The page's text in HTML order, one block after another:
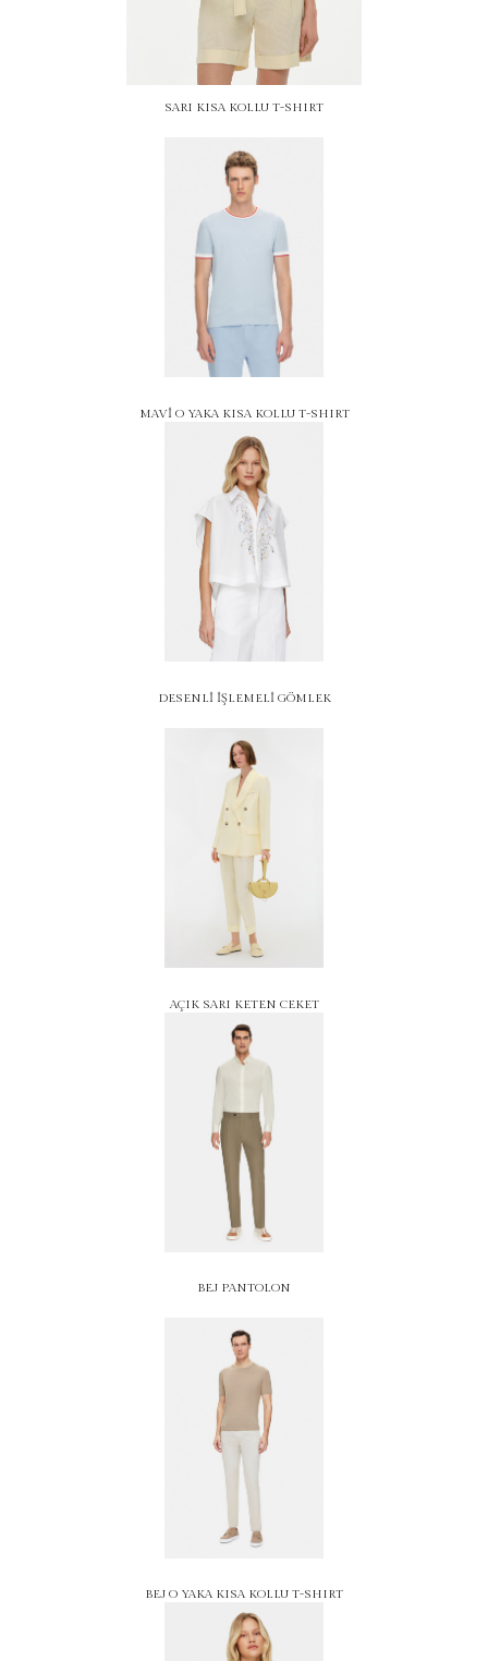
SARI KISA KOLLU T-SHIRT
MAVİ O YAKA KISA KOLLU T-SHIRT
DESENLİ İŞLEMELİ GÖMLEK
AÇIK SARI KETEN CEKET
BEJ PANTOLON
BEJ O YAKA KISA KOLLU T-SHIRT